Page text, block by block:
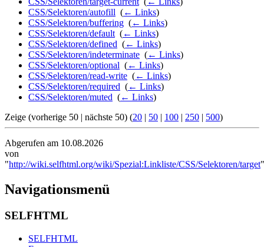
CSS/Selektoren/autofill (← Links)
CSS/Selektoren/buffering (← Links)
CSS/Selektoren/default (← Links)
CSS/Selektoren/defined (← Links)
CSS/Selektoren/indeterminate (← Links)
CSS/Selektoren/optional (← Links)
CSS/Selektoren/read-write (← Links)
CSS/Selektoren/required (← Links)
CSS/Selektoren/muted (← Links)
Zeige (vorherige 50 | nächste 50) (20 | 50 | 100 | 250 | 500)
Abgerufen am 10.08.2026
von
"http://wiki.selfhtml.org/wiki/Spezial:Linkliste/CSS/Selektoren/target"
Navigationsmenü
SELFHTML
SELFHTML